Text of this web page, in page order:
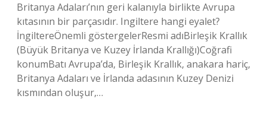
Britanya Adaları’nın geri kalanıyla birlikte Avrupa
kıtasının bir parçasıdır. Ingiltere hangi eyalet?
İngiltereÖnemli göstergelerResmi adıBirleşik Krallık
(Büyük Britanya ve Kuzey İrlanda Krallığı)Coğrafi
konumBatı Avrupa’da, Birleşik Krallık, anakara hariç,
Britanya Adaları ve İrlanda adasının Kuzey Denizi
kısmından oluşur,…